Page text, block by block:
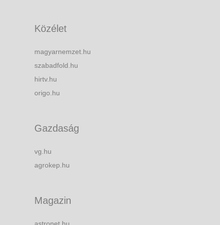
Közélet
magyarnemzet.hu
szabadfold.hu
hirtv.hu
origo.hu
Gazdaság
vg.hu
agrokep.hu
Magazin